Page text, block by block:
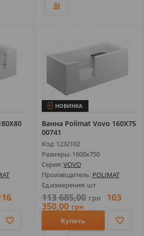
НОВИНКА
Ванна Polimat Vovo 160X75
00741
Код: 1232102
Размеры: 1600х750
Серия:VOVO
Производитель: POLIMAT
Ед.измерения: шт
113 685,00 грн 103
350,00 грн
Купить